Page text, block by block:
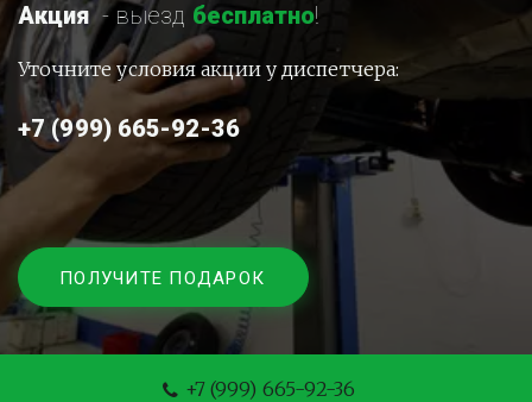
Акция - выезд бесплатно!
Уточните условия акции у диспетчера:
+7 (999) 665-92-36
ПОЛУЧИТЕ ПОДАРОК
+7 (999) 665-92-36